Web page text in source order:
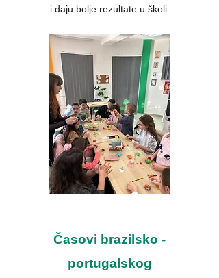
i daju bolje rezultate u školi.
Časovi brazilsko -
portugalskog